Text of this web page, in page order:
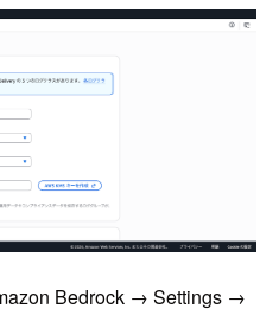
Bedrock → Settings →